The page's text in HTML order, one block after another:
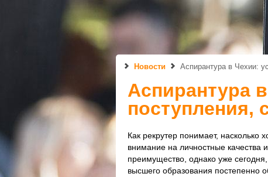
Новости Аспирантура в Чехии:
Аспирантура
поступления,
Как рекрутер понимает,
внимание на личностные качества
преимущество, однако уже
высшего образования постепенно